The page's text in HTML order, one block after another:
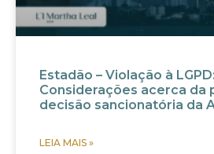
Estadão – Violação à LGPD:
Considerações acerca da
decisão sancionatória da
LEIA MAIS »